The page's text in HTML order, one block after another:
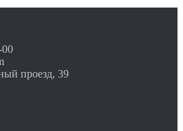
00
проезд, 39